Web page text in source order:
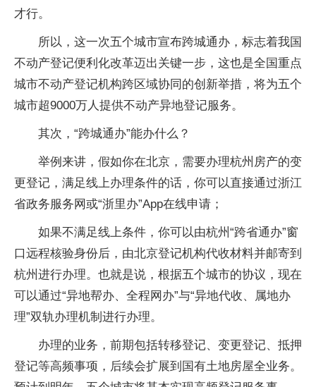
才行。
所以，这一次五个城市宣布跨城通办，标志着我国
不动产登记便利化改革迈出关键一步，这也是全国重点
城市不动产登记机构跨区域协同的创新举措，将为五个
城市超9000万人提供不动产异地登记服务。
其次，“跨城通办”能办什么？
举例来讲，假如你在北京，需要办理杭州房产的变
更登记，满足线上办理条件的话，你可以直接通过浙江
省政务服务网或“浙里办”App在线申请；
如果不满足线上条件，你可以由杭州“跨省通办”窗
口远程核验身份后，由北京登记机构代收材料并邮寄到
杭州进行办理。也就是说，根据五个城市的协议，现在
可以通过“异地帮办、全程网办”与“异地代收、属地办
理”双轨办理机制进行办理。
办理的业务，前期包括转移登记、变更登记、抵押
登记等高频事项，后续会扩展到国有土地房屋全业务。